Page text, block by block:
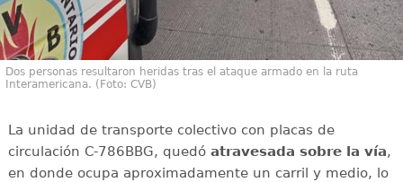
Dos personas resultaron heridas tras el ataque armado en la ruta
Interamericana. (Foto: CVB)
La unidad de transporte colectivo con placas de
circulación C-786BBG, quedó atravesada sobre la vía,
en donde ocupa aproximadamente un carril y medio, lo